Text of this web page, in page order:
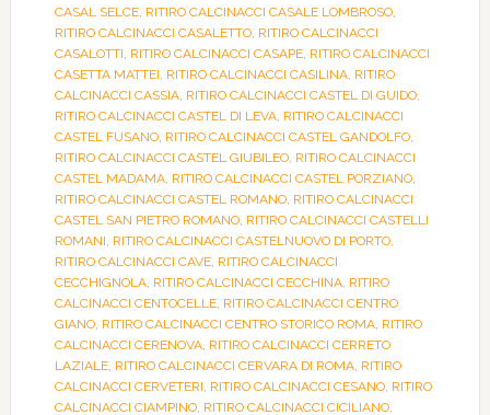
CASAL SELCE, RITIRO CALCINACCI CASALE LOMBROSO,
RITIRO CALCINACCI CASALETTO, RITIRO CALCINACCI
CASALOTTI, RITIRO CALCINACCI CASAPE, RITIRO CALCINACCI
CASETTA MATTEI, RITIRO CALCINACCI CASILINA, RITIRO
CALCINACCI CASSIA, RITIRO CALCINACCI CASTEL DI GUIDO,
RITIRO CALCINACCI CASTEL DI LEVA, RITIRO CALCINACCI
CASTEL FUSANO, RITIRO CALCINACCI CASTEL GANDOLFO,
RITIRO CALCINACCI CASTEL GIUBILEO, RITIRO CALCINACCI
CASTEL MADAMA, RITIRO CALCINACCI CASTEL PORZIANO,
RITIRO CALCINACCI CASTEL ROMANO, RITIRO CALCINACCI
CASTEL SAN PIETRO ROMANO, RITIRO CALCINACCI CASTELLI
ROMANI, RITIRO CALCINACCI CASTELNUOVO DI PORTO,
RITIRO CALCINACCI CAVE, RITIRO CALCINACCI
CECCHIGNOLA, RITIRO CALCINACCI CECCHINA, RITIRO
CALCINACCI CENTOCELLE, RITIRO CALCINACCI CENTRO
GIANO, RITIRO CALCINACCI CENTRO STORICO ROMA, RITIRO
CALCINACCI CERENOVA, RITIRO CALCINACCI CERRETO
LAZIALE, RITIRO CALCINACCI CERVARA DI ROMA, RITIRO
CALCINACCI CERVETERI, RITIRO CALCINACCI CESANO, RITIRO
CALCINACCI CIAMPINO, RITIRO CALCINACCI CICILIANO,